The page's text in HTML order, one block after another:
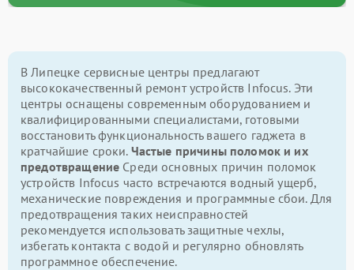
В Липецке сервисные центры предлагают
высококачественный ремонт устройств Infocus. Эти
центры оснащены современным оборудованием и
квалифицированными специалистами, готовыми
восстановить функциональность вашего гаджета в
кратчайшие сроки. Частые причины поломок и их
предотвращение Среди основных причин поломок
устройств Infocus часто встречаются водный ущерб,
механические повреждения и программные сбои. Для
предотвращения таких неисправностей
рекомендуется использовать защитные чехлы,
избегать контакта с водой и регулярно обновлять
программное обеспечение.